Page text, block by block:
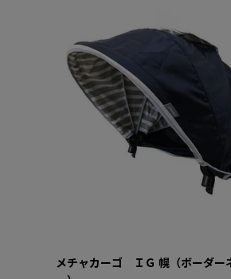
メチャカーゴ ＩＧ 幌（ボーダー